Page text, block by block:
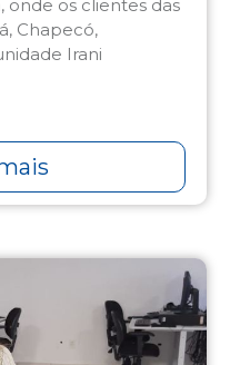
os clientes das
Chapecó,
Irani